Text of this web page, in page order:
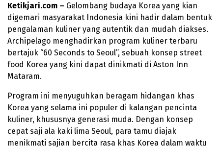
Ketikjari.com – Gelombang budaya Korea yang kian
digemari masyarakat Indonesia kini hadir dalam bentuk
pengalaman kuliner yang autentik dan mudah diakses.
Archipelago menghadirkan program kuliner terbaru
bertajuk “60 Seconds to Seoul”, sebuah konsep street
food Korea yang kini dapat dinikmati di Aston Inn
Mataram.
Program ini menyuguhkan beragam hidangan khas
Korea yang selama ini populer di kalangan pencinta
kuliner, khususnya generasi muda. Dengan konsep
cepat saji ala kaki lima Seoul, para tamu diajak
menikmati sajian bercita rasa khas Korea dalam waktu